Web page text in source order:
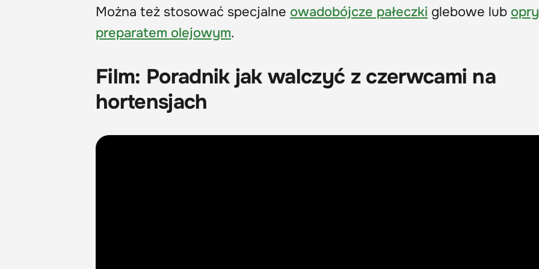
Można też stosować specjalne owadobójcze pałeczki glebowe lub
preparatem olejowym.
Film: Poradnik jak walczyć z czerwcami na
hortensjach